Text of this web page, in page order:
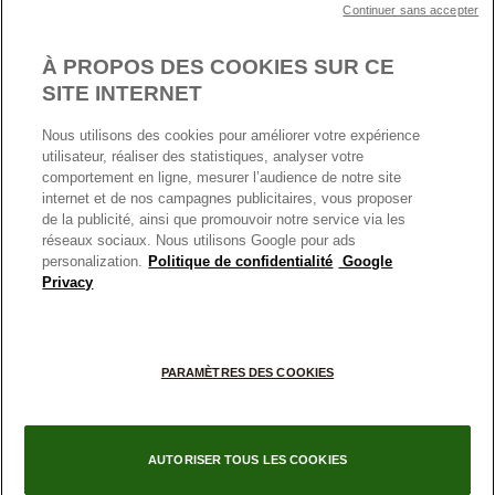
Politique des cookies
Politique de confidentialité
Conditions générales de vente
Conditions générales de vente Click & Collect
Plateforme ODR
Information sur le fabricant et l'importateur
Index égalité Femme/Homme
FRANCE
France
© TOUS DROITS RESERVES. 2026 Pandora
À PROPOS DES COOKIES SUR CE
SITE INTERNET
Nous utilisons des cookies pour améliorer votre expérience
utilisateur, réaliser des statistiques, analyser votre
comportement en ligne, mesurer l’audience de notre site
internet et de nos campagnes publicitaires, vous proposer
de la publicité, ainsi que promouvoir notre service via les
réseaux sociaux. Nous utilisons Google pour ads
personalization. Politique de confidentialité Google
Privacy
PARAMÈTRES DES COOKIES
AUTORISER TOUS LES COOKIES
Continuer sans accepter